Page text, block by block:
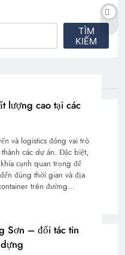
TÌM
KIẾM
lượng cao tại các
và logistics đóng vai trò
các dự án. Đặc biệt,
cạnh quan trọng để
đúng thời gian và địa
trên đường…
Sơn – đối tác tin